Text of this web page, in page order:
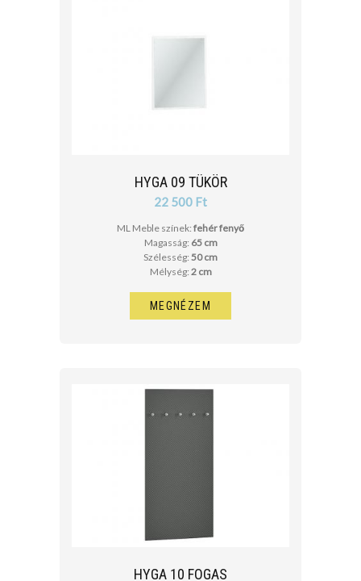
HYGA 09 TÜKÖR
22 500 Ft
ML Meble színek: fehér fenyő
Magasság: 65 cm
Szélesség: 50 cm
Mélység: 2 cm
MEGNÉZEM
HYGA 10 FOGAS